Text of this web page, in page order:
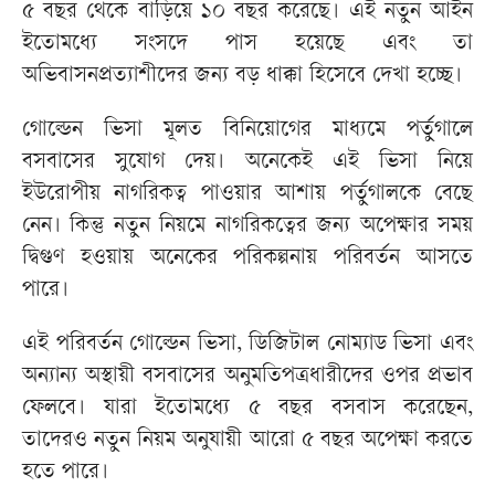
৫ বছর থেকে বাড়িয়ে ১০ বছর করেছে। এই নতুন আইন
ইতোমধ্যে সংসদে পাস হয়েছে এবং তা
অভিবাসনপ্রত্যাশীদের জন্য বড় ধাক্কা হিসেবে দেখা হচ্ছে।
গোল্ডেন ভিসা মূলত বিনিয়োগের মাধ্যমে পর্তুগালে
বসবাসের সুযোগ দেয়। অনেকেই এই ভিসা নিয়ে
ইউরোপীয় নাগরিকত্ব পাওয়ার আশায় পর্তুগালকে বেছে
নেন। কিন্তু নতুন নিয়মে নাগরিকত্বের জন্য অপেক্ষার সময়
দ্বিগুণ হওয়ায় অনেকের পরিকল্পনায় পরিবর্তন আসতে
পারে।
এই পরিবর্তন গোল্ডেন ভিসা, ডিজিটাল নোম্যাড ভিসা এবং
অন্যান্য অস্থায়ী বসবাসের অনুমতিপত্রধারীদের ওপর প্রভাব
ফেলবে। যারা ইতোমধ্যে ৫ বছর বসবাস করেছেন,
তাদেরও নতুন নিয়ম অনুযায়ী আরো ৫ বছর অপেক্ষা করতে
হতে পারে।